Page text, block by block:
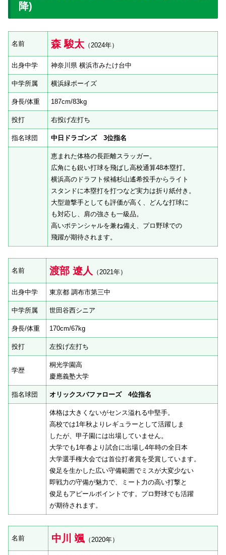
降)
名前 森 駿太 （2024年）
出身中学 神奈川県 横浜市みたけ台中
中学所属 横浜緑ボーイズ
身長/体重 187cm/83kg
投打 右投げ左打ち
指名球団 中日ドラゴンズ 3位指名
恵まれた体格の長距離スラッガー。
広角にも鋭い打球を飛ばし高校通算48本塁打。
横浜高のドラフト候補杉山遙希投手からライト
スタンドに本塁打を打つなど実力は折り紙付き。
大型遊撃手としても評価が高く、どんな打球に
も対応し、肩の強さも一級品。
高いポテンシャルを兼ね備え、プロ野球での
飛躍が期待されます。
名前 渡部 遼人 （2021年）
出身中学 東京都 調布市第三中
中学所属 世田谷西シニア
身長/体重 170cm/67kg
投打 左投げ左打ち
学歴
桐光学園高
慶應義塾大学
指名球団 オリックスバファローズ 4位指名
体格は大きくないがセンス溢れる中堅手。
高校では1年秋よりレギュラーとして活躍しま
したが、甲子園には出場していません。
大学でも1年春より試合に出場し4年時の全日本
大学選手権大会では首位打者賞を受賞しています。
俊足を生かした広い守備範囲でミスが大変少ない
即戦力の守備が魅力で、ミート力の高い打撃と
俊足もアピールポイントです。プロ野球でも活躍
が期待されます。
名前 中川 颯 （2020年）